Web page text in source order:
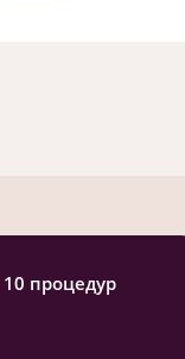
10 процедур